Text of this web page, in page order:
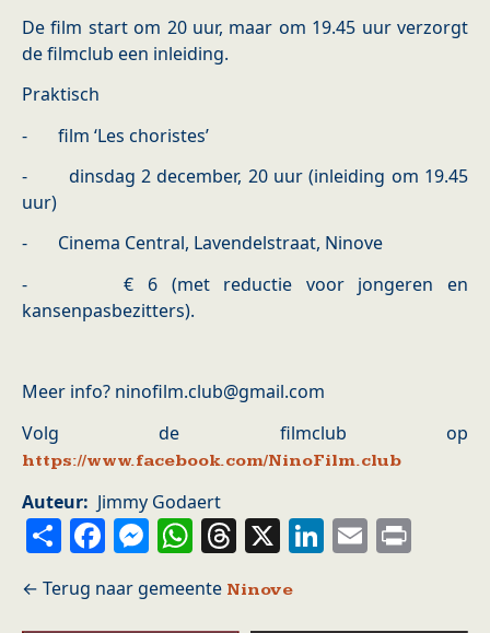
De film start om 20 uur, maar om 19.45 uur verzorgt
de filmclub een inleiding.
Praktisch
- film ‘Les choristes’
- dinsdag 2 december, 20 uur (inleiding om 19.45
uur)
- Cinema Central, Lavendelstraat, Ninove
- € 6 (met reductie voor jongeren en
kansenpasbezitters).
Meer info? ninofilm.club@gmail.com
Volg de filmclub op
https://www.facebook.com/NinoFilm.club
Auteur Jimmy Godaert
ShareFacebook
Messenger
WhatsApp
Threads
X LinkedIn
Email
Ninove